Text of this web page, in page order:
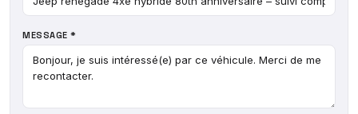
- Reconnaissance panneaux de signalisation
Autres équipements et informations :
- Apple Car Play & Android Auto
Thoiry
MESSAGE *